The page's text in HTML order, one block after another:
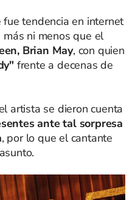
tendencia en internet
ni menos que el
Brian May, con quien
frente a decenas de
artista se dieron cuenta
ante tal sorpresa
, por lo que el cantante